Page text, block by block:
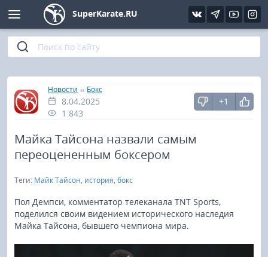
SuperKarate.RU
Главная
»
Новости » Бокс
8.04.2025
1 843
+1
Майка Тайсона назвали самым
переоцененным боксером
Теги: Майк Тайсон, история, бокс
Пол Демпси, комментатор телеканала TNT Sports,
поделился своим видением исторического наследия
Майка Тайсона, бывшего чемпиона мира.
Киокушинкай
Кёкусин (IFK)
Шинкиокушинкай
Кекусин-кан
Бокс
UFC и MMA
Фото
Видео
Интервью
Статьи
Уроки каратэ
Файлы
Библиотека